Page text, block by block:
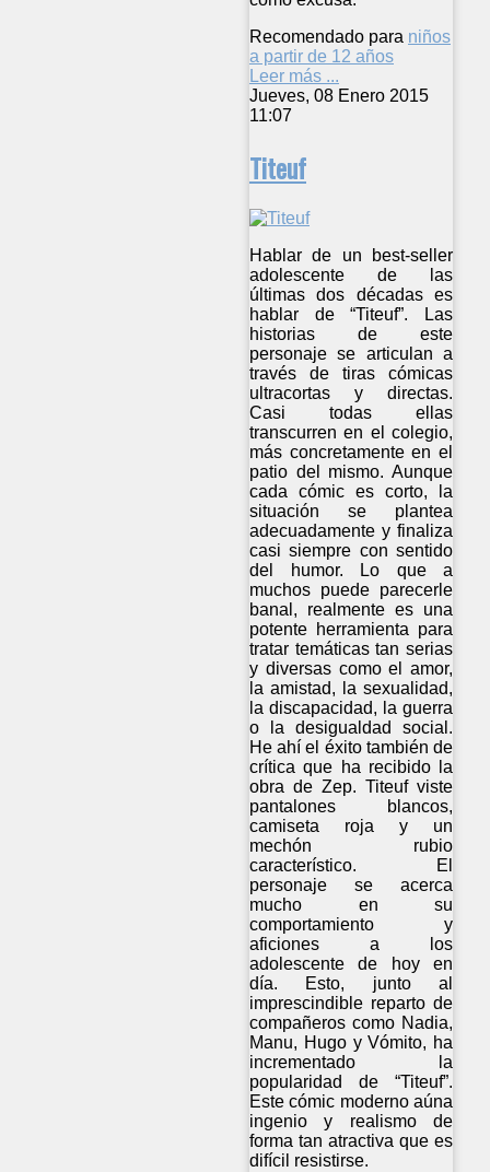
Recomendado para niños
a partir de 12 años
Leer más ...
Jueves, 08 Enero 2015
11:07
Titeuf
Hablar de un best-seller
adolescente de las
últimas dos décadas es
hablar de “Titeuf”. Las
historias de este
personaje se articulan a
través de tiras cómicas
ultracortas y directas.
Casi todas ellas
transcurren en el colegio,
más concretamente en el
patio del mismo. Aunque
cada cómic es corto, la
situación se plantea
adecuadamente y finaliza
casi siempre con sentido
del humor. Lo que a
muchos puede parecerle
banal, realmente es una
potente herramienta para
tratar temáticas tan serias
y diversas como el amor,
la amistad, la sexualidad,
la discapacidad, la guerra
o la desigualdad social.
He ahí el éxito también de
crítica que ha recibido la
obra de Zep. Titeuf viste
pantalones blancos,
camiseta roja y un
mechón rubio
característico. El
personaje se acerca
mucho en su
comportamiento y
aficiones a los
adolescente de hoy en
día. Esto, junto al
imprescindible reparto de
compañeros como Nadia,
Manu, Hugo y Vómito, ha
incrementado la
popularidad de “Titeuf”.
Este cómic moderno aúna
ingenio y realismo de
forma tan atractiva que es
difícil resistirse.